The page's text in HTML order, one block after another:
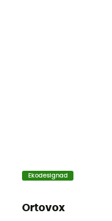
Ekodesignad
Ortovox